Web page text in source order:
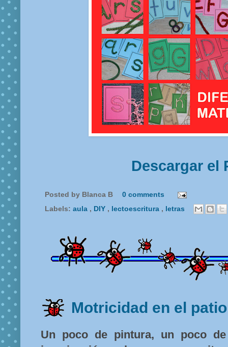
Descargar el
Posted by Blanca B
0 comments
Labels: aula , DIY , lectoescritura , letras
Motricidad en el
Un poco de pintura, un poco